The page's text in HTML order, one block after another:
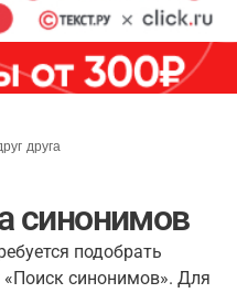
друга
синонимов
подобрать
синонимов». Для